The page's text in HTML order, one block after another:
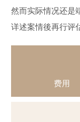
然而实际情况还是
详述案情後再行评
费用